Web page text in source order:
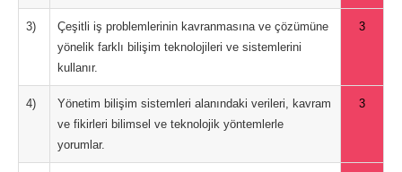
3)
Çeşitli iş problemlerinin kavranmasına ve çözümüne
yönelik farklı bilişim teknolojileri ve sistemlerini
kullanır.
3
4)
Yönetim bilişim sistemleri alanındaki verileri, kavram
ve fikirleri bilimsel ve teknolojik yöntemlerle
yorumlar.
3